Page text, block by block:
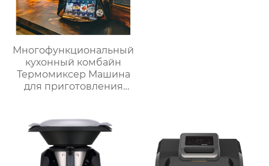
Многофункциональный
кухонный комбайн
Термомиксер Машина
для приготовления